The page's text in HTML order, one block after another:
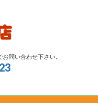
問い合わせ下さい。